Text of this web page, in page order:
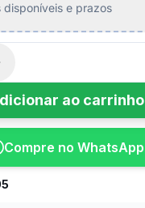
disponíveis e prazos
ao carrinho
Compre no WhatsApp